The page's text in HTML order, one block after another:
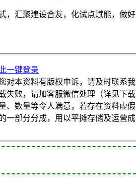
，汇聚建设合友，化试点赋能，做
一键登录
本资料有版权申诉，请及时联系我
败，请加客服微信处理（详见下载
数量等令人满意，若存在资料虚假
部分分成，用以平摊存储及运营